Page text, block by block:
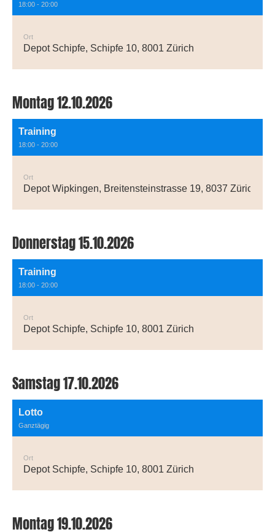
18:00 - 20:00
Ort
Depot Schipfe, Schipfe 10, 8001 Zürich
Montag 12.10.2026
Training
18:00 - 20:00
Ort
Depot Wipkingen, Breitensteinstrasse 19, 8037 Zürich
Donnerstag 15.10.2026
Training
18:00 - 20:00
Ort
Depot Schipfe, Schipfe 10, 8001 Zürich
Samstag 17.10.2026
Lotto
Ganztägig
Ort
Depot Schipfe, Schipfe 10, 8001 Zürich
Montag 19.10.2026